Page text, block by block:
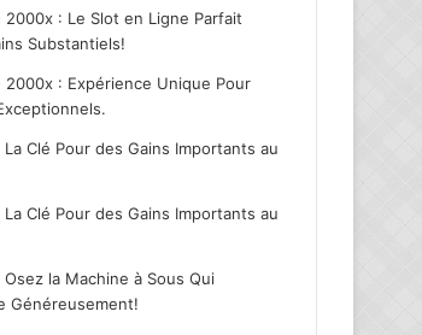
2000x : Le Slot en Ligne Parfait
Substantiels!
2000x : Expérience Unique Pour
La Clé Pour des Gains Importants au
La Clé Pour des Gains Importants au
Osez la Machine à Sous Qui
Généreusement!